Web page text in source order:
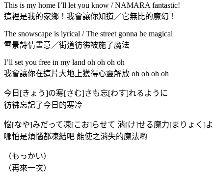
This is my home I’ll let you know / NAMARA fantastic!
這裡是我的家鄉！我會讓你知道／它無比的魔幻！
The snowscape is lyrical / The street gonna be magical
雪景詩情畫意／街道彷彿被施了魔法
I’ll set you free in my land oh oh oh oh
我會讓你在這片大地上獲得心靈解放 oh oh oh oh
今日[きょう]の寒[さむ]さも忘[わす]れるように
彷彿忘記了今日的寒冷
悩[なや]みだって凍[こお]らせて 消[け]せる魔力[まりょく]よ
哪怕是煩惱都凍結吧 能使之消失的魔法喲
（もっかい）
（再來一次）